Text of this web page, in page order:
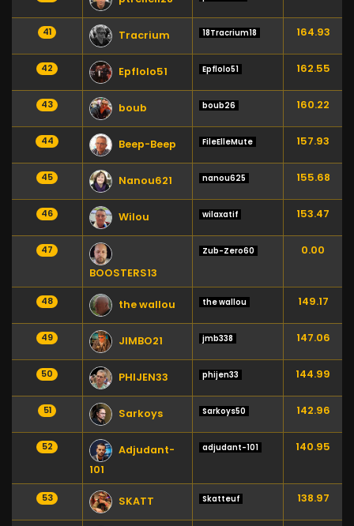
41 Tracrium 18Tracrium18 164.93
42 Epflolo51 Epflolo51 162.55
43 boub boub26 160.22
44 Beep-Beep FileElleMute 157.93
45 Nanou621 nanou625 155.68
46 Wilou wilaxatif 153.47
47
BOOSTERS13
Zub-Zero60 0.00
48 the wallou the wallou 149.17
49 JIMBO21 jmb338 147.06
50 PHIJEN33 phijen33 144.99
51 Sarkoys Sarkoys50 142.96
52
Adjudant-
101
adjudant-101 140.95
53 SKATT Skatteuf 138.97